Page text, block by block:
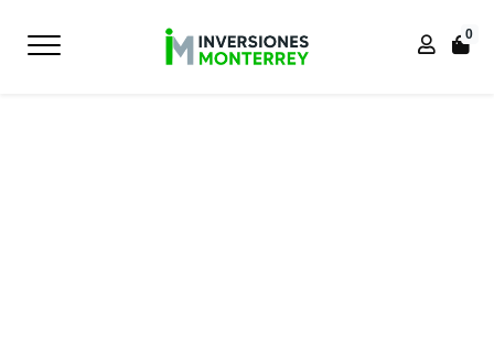
0
Inicio PROFESIONAL SILLA DE OFICINA TANGO